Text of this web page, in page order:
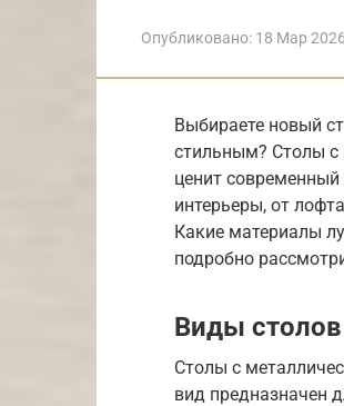
Опубликовано: 18 Мар 2026
Выбираете новый
стильным? Столы с
ценит
интерьеры, от
Какие материалы
подробно
Виды
Столы с
вид предназначен